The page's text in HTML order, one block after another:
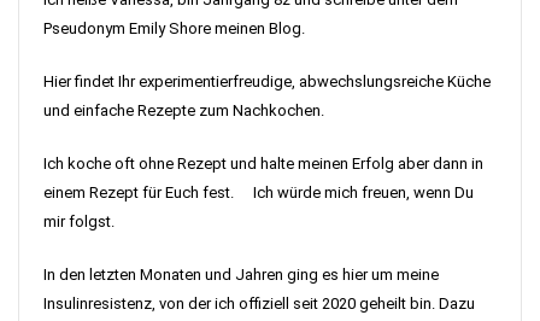
Pseudonym Emily Shore meinen Blog.
Hier findet Ihr experimentierfreudige, abwechslungsreiche Küche
und einfache Rezepte zum Nachkochen.
Ich koche oft ohne Rezept und halte meinen Erfolg aber dann in
einem Rezept für Euch fest. Ich würde mich freuen, wenn Du
mir folgst.
In den letzten Monaten und Jahren ging es hier um meine
Insulinresistenz, von der ich offiziell seit 2020 geheilt bin. Dazu